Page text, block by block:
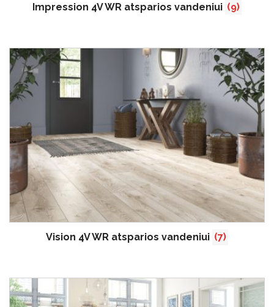
Impression 4V WR atsparios vandeniui (9)
Vision 4V WR atsparios vandeniui (7)